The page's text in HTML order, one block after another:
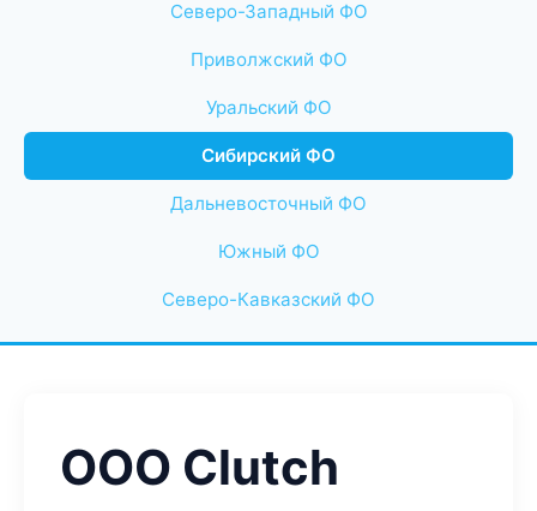
Северо-Западный ФО
Приволжский ФО
Уральский ФО
Сибирский ФО
Дальневосточный ФО
Южный ФО
Северо-Кавказский ФО
ООО Clutch